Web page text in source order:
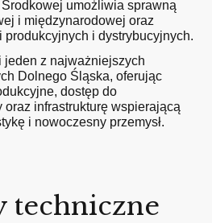
umożliwia sprawną
i międzynarodowej oraz
i dystrybucyjnych.
jeden z najważniejszych
Dolnego Śląska, oferując
dostęp do
infrastrukturę wspierającą
i nowoczesny przemysł.
techniczne